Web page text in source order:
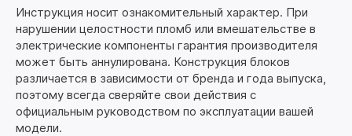
Инструкция носит ознакомительный характер. При
нарушении целостности пломб или вмешательстве в
электрические компоненты гарантия производителя
может быть аннулирована. Конструкция блоков
различается в зависимости от бренда и года выпуска,
поэтому всегда сверяйте свои действия с
официальным руководством по эксплуатации вашей
модели.